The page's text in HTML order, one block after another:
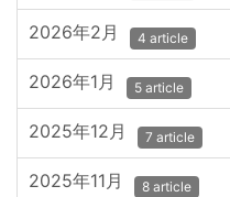
2026年2月 4 article
2026年1月 5 article
2025年12月 7 article
2025年11月 8 article